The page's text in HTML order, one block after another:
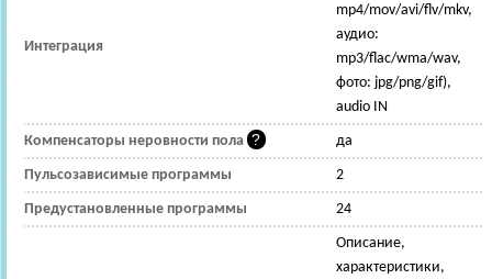
Интеграция
mp4/mov/avi/flv/mkv,
аудио:
mp3/flac/wma/wav,
фото: jpg/png/gif),
audio IN
Компенсаторы неровности пола да
Пульсозависимые программы 2
Предустановленные программы 24
Описание,
характеристики,